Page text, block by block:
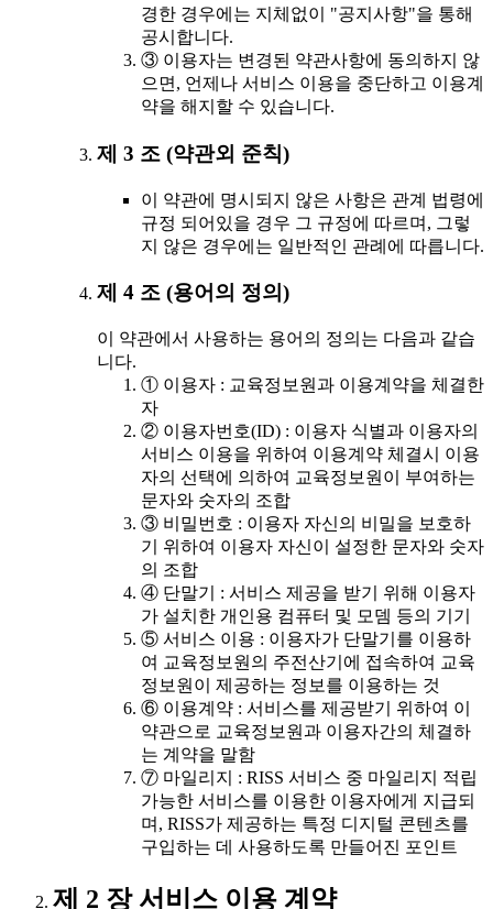
경한 경우에는 지체없이 "공지사항"을 통해
공시합니다.
③ 이용자는 변경된 약관사항에 동의하지 않
으면, 언제나 서비스 이용을 중단하고 이용계
약을 해지할 수 있습니다.
제 3 조 (약관외 준칙)
이 약관에 명시되지 않은 사항은 관계 법령에
규정 되어있을 경우 그 규정에 따르며, 그렇
지 않은 경우에는 일반적인 관례에 따릅니다.
제 4 조 (용어의 정의)
이 약관에서 사용하는 용어의 정의는 다음과 같습
니다.
① 이용자 : 교육정보원과 이용계약을 체결한
자
② 이용자번호(ID) : 이용자 식별과 이용자의
서비스 이용을 위하여 이용계약 체결시 이용
자의 선택에 의하여 교육정보원이 부여하는
문자와 숫자의 조합
③ 비밀번호 : 이용자 자신의 비밀을 보호하
기 위하여 이용자 자신이 설정한 문자와 숫자
의 조합
④ 단말기 : 서비스 제공을 받기 위해 이용자
가 설치한 개인용 컴퓨터 및 모뎀 등의 기기
⑤ 서비스 이용 : 이용자가 단말기를 이용하
여 교육정보원의 주전산기에 접속하여 교육
정보원이 제공하는 정보를 이용하는 것
⑥ 이용계약 : 서비스를 제공받기 위하여 이
약관으로 교육정보원과 이용자간의 체결하
는 계약을 말함
⑦ 마일리지 : RISS 서비스 중 마일리지 적립
가능한 서비스를 이용한 이용자에게 지급되
며, RISS가 제공하는 특정 디지털 콘텐츠를
구입하는 데 사용하도록 만들어진 포인트
제 2 장 서비스 이용 계약